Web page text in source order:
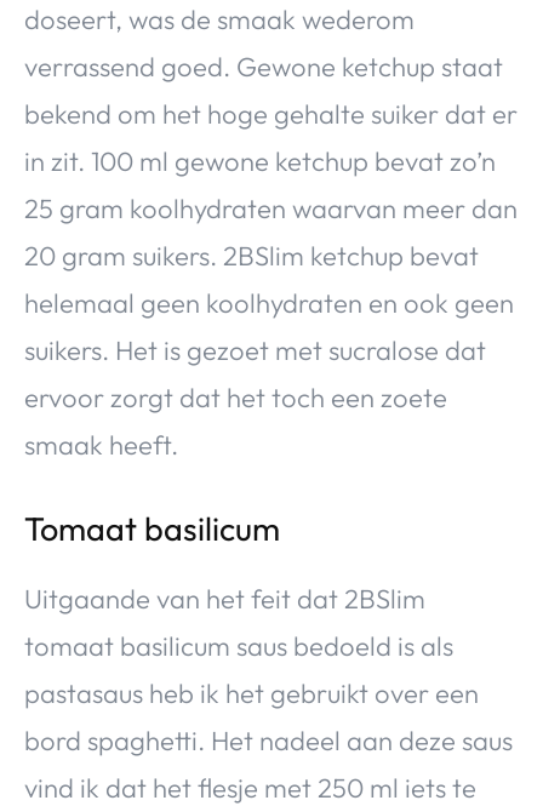
doseert, was de smaak wederom
verrassend goed. Gewone ketchup staat
bekend om het hoge gehalte suiker dat er
in zit. 100 ml gewone ketchup bevat zo’n
25 gram koolhydraten waarvan meer dan
20 gram suikers. 2BSlim ketchup bevat
helemaal geen koolhydraten en ook geen
suikers. Het is gezoet met sucralose dat
ervoor zorgt dat het toch een zoete
smaak heeft.
Tomaat basilicum
Uitgaande van het feit dat 2BSlim
tomaat basilicum saus bedoeld is als
pastasaus heb ik het gebruikt over een
bord spaghetti. Het nadeel aan deze saus
vind ik dat het flesje met 250 ml iets te